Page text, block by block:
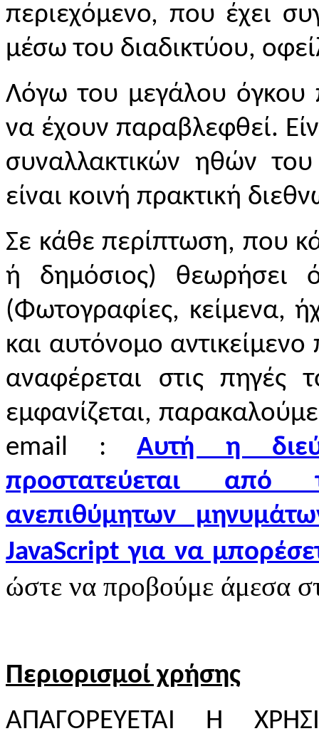
περιεχόμενο, που έχει
μέσω του διαδικτύου,
Λόγω του μεγάλου όγκου
να έχουν παραβλεφθεί.
συναλλακτικών ηθών
είναι κοινή πρακτική
Σε κάθε περίπτωση, που
ή δημόσιος) θεωρήσει
(Φωτογραφίες, κείμενα,
και αυτόνομο αντικείμενο
αναφέρεται στις πηγές
εμφανίζεται,
email :Αυτή η
προστατεύεται από
ανεπιθύμητων
JavaScript για να
ώστε να προβούμε άμεσα
Περιορισμοί χρήσης
ΑΠΑΓΟΡΕΥΕΤΑΙ Η